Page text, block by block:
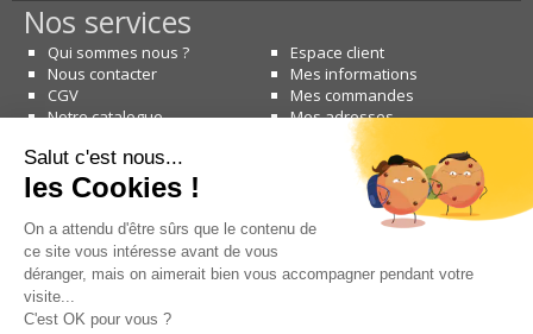
Nos services
Qui sommes nous ?
Nous contacter
CGV
Notre catalogue
Espace client
Mes informations
Mes commandes
Mes adresses